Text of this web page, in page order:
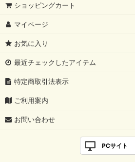
ショッピングカート
マイページ
お気に入り
最近チェックしたアイテム
特定商取引法表示
ご利用案内
お問い合わせ
PCサイト